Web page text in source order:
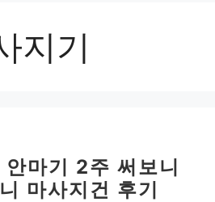
지기
마기 2주 써보니
마사지건 후기